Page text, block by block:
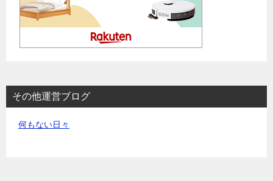
その他運営ブログ
何もない日々